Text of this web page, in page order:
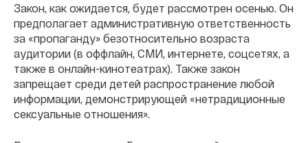
Закон, как ожидается, будет рассмотрен осенью. Он
предполагает административную ответственность
за «пропаганду» безотносительно возраста
аудитории (в оффлайн, СМИ, интернете, соцсетях, а
также в онлайн-кинотеатрах). Также закон
запрещает среди детей распространение любой
информации, демонстрирующей «нетрадиционные
сексуальные отношения».